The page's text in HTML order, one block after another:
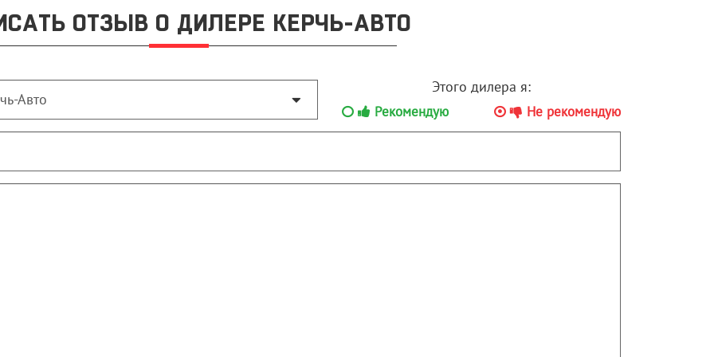
ОТЗЫВ О ДИЛЕРЕ КЕРЧЬ-АВТО
Этого дилера я:
Рекомендую Не рекомендую